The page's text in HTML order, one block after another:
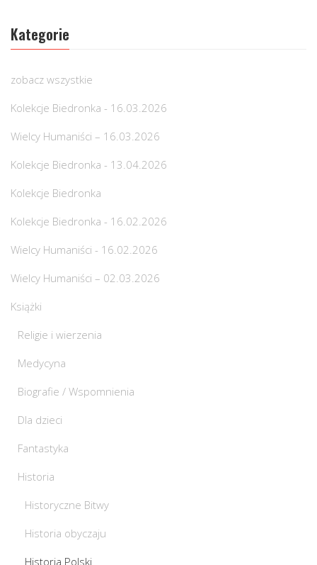
Kategorie
zobacz wszystkie
Kolekcje Biedronka - 16.03.2026
Wielcy Humaniści – 16.03.2026
Kolekcje Biedronka - 13.04.2026
Kolekcje Biedronka
Kolekcje Biedronka - 16.02.2026
Wielcy Humaniści - 16.02.2026
Wielcy Humaniści – 02.03.2026
Książki
Religie i wierzenia
Medycyna
Biografie / Wspomnienia
Dla dzieci
Fantastyka
Historia
Historyczne Bitwy
Historia obyczaju
Historia Polski